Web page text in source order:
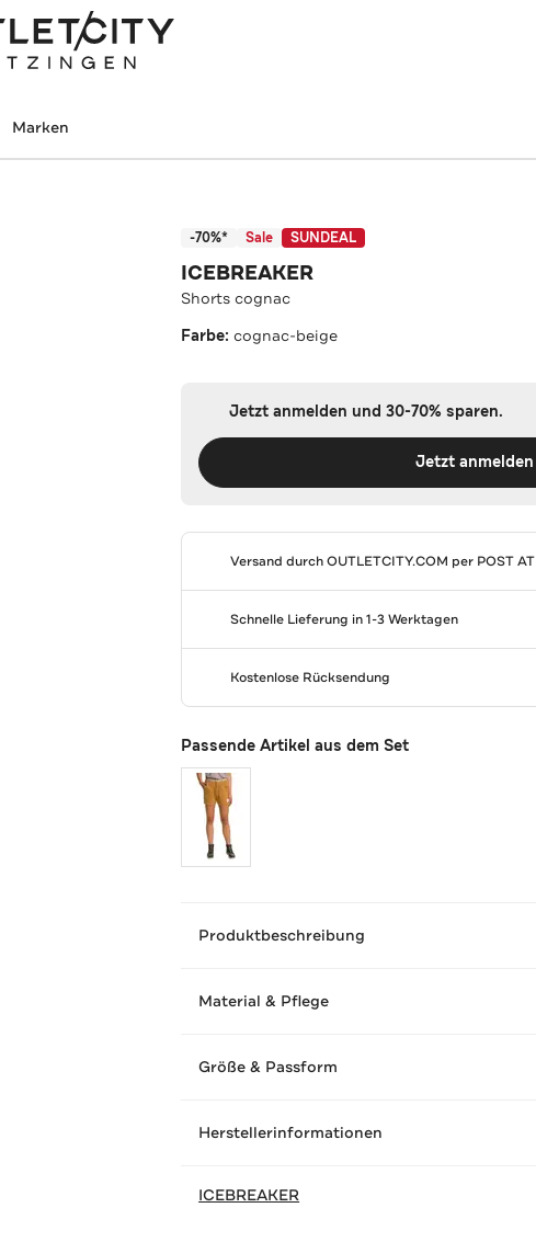
Marken
-70%* Sale SUNDEAL
ICEBREAKER
Shorts cognac
Farbe:cognac-beige
Jetzt anmelden und 30-70% sparen.
Jetzt anmelden
Versand durchOUTLETCITY.COM per POST AT
Schnelle Lieferung in 1-3 Werktagen
Kostenlose Rücksendung
Passende Artikel aus dem Set
Produktbeschreibung
Material & Pflege
Größe & Passform
Herstellerinformationen
ICEBREAKER